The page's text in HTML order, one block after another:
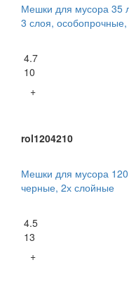
Мешки для мусора 35
3 слоя,
4.7
10
+
rol1204210
Мешки для мусора
черные, 2х слойные
4.5
13
+